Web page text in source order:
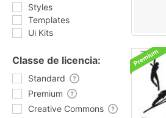
Styles
Templates
Ui Kits
Classe de licencia:
Standard
Premium
Creative Commons